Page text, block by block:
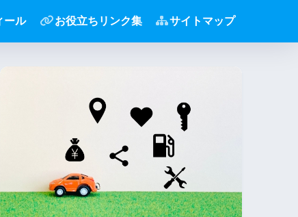
ール お役立ちリンク集 サイトマップ